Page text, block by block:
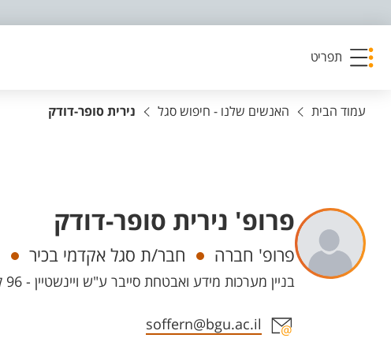
תפריט
עמוד הבית האנשים שלנו - חיפוש סגל נירית סופר-דודק
פרופ' נירית סופר-דודק
יחידות
פרופ' חברה חבר/ת סגל אקדמי בכיר
בניין מערכות מידע ואבטחת סייבר ע"ש ויינשטיין - 96 קומה 4 חדר 412, קמפוס מרקוס
אזור צור קשר עם איש הסגל
soffern@bgu.ac.il